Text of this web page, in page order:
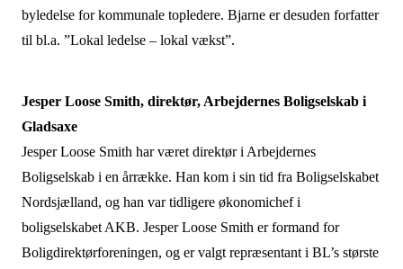
byledelse for kommunale topledere. Bjarne er desuden forfatter
til bl.a. ”Lokal ledelse – lokal vækst”.
Jesper Loose Smith, direktør, Arbejdernes Boligselskab i
Gladsaxe
Jesper Loose Smith har været direktør i Arbejdernes
Boligselskab i en årrække. Han kom i sin tid fra Boligselskabet
Nordsjælland, og han var tidligere økonomichef i
boligselskabet AKB. Jesper Loose Smith er formand for
Boligdirektørforeningen, og er valgt repræsentant i BL’s største